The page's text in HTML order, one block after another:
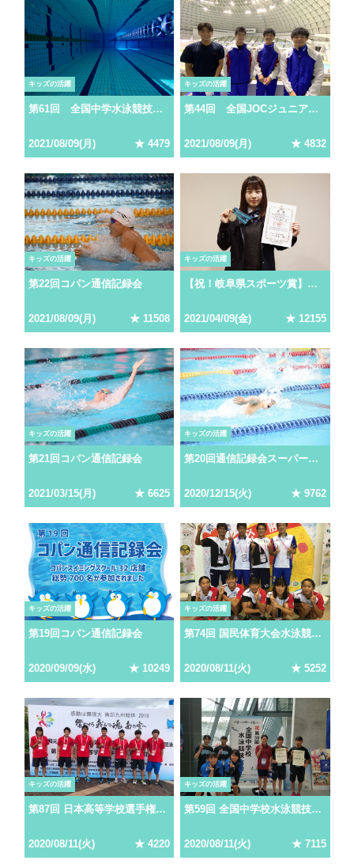
キッズの活躍
第61回 全国中学水泳競技大会
2021/08/09(月 ) ★4479
キッズの活躍
第44回 全国JOCジュニアオリンピックカップ夏季水泳競技大会
2021/08/09( 月 ) ★ 4832
キッズの活躍
第22回コパン通信記録会
2021/08/09(月 ) ★11508
キッズの活躍
【祝！岐阜県スポーツ賞】松崎 江里子さん(可児店)インタビュー
2021/04/09(金) ★ 12155
キッズの活躍
第21回コパン通信記録会
2021/03/15(月 ) ★6625
キッズの活躍
第20回通信記録会スーパースプリント大会
2020/12/15(火) ★ 9762
キッズの活躍
第19回コパン通信記録会
2020/09/09(水) ★10249
キッズの活躍
第74回 国民体育大会水泳競技大会
2020/08/11(火) ★ 5252
キッズの活躍
第87回 日本高等学校選手権水泳競技大会
2020/08/11(火) ★4220
キッズの活躍
第59回 全国中学校水泳競技大会
2020/08/11(火) ★ 7115